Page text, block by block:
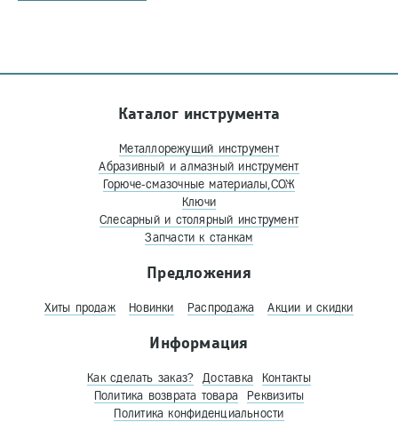
Каталог инструмента
Металлорежущий инструмент
Абразивный и алмазный инструмент
Горюче-смазочные материалы,СОЖ
Ключи
Слесарный и столярный инструмент
Запчасти к станкам
Предложения
Хиты продаж Новинки Распродажа Акции и скидки
Информация
Как сделать заказ? Доставка
Контакты
Политика возврата товара
Реквизиты
Политика конфиденциальности